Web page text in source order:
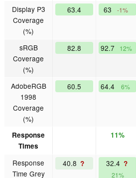
Display P3
Coverage
(%)
63.4 63 -1%
sRGB
Coverage
(%)
82.8 92.7 12%
AdobeRGB
1998
Coverage
(%)
60.5 64.4 6%
Response
Times
11%
Response
Time Grey
40.8 ? 32.4 ?
21%